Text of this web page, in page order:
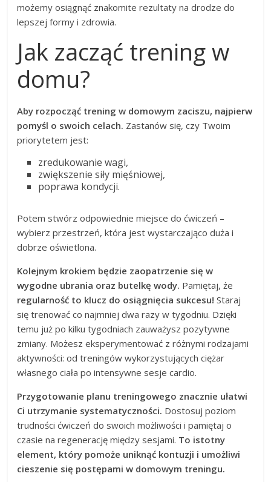
możemy osiągnąć znakomite rezultaty na drodze do
lepszej formy i zdrowia.
Jak zacząć trening w
domu?
Aby rozpocząć trening w domowym zaciszu, najpierw
pomyśl o swoich celach. Zastanów się, czy Twoim
priorytetem jest:
zredukowanie wagi,
zwiększenie siły mięśniowej,
poprawa kondycji.
Potem stwórz odpowiednie miejsce do ćwiczeń –
wybierz przestrzeń, która jest wystarczająco duża i
dobrze oświetlona.
Kolejnym krokiem będzie zaopatrzenie się w
wygodne ubrania oraz butelkę wody. Pamiętaj, że
regularność to klucz do osiągnięcia sukcesu! Staraj
się trenować co najmniej dwa razy w tygodniu. Dzięki
temu już po kilku tygodniach zauważysz pozytywne
zmiany. Możesz eksperymentować z różnymi rodzajami
aktywności: od treningów wykorzystujących ciężar
własnego ciała po intensywne sesje cardio.
Przygotowanie planu treningowego znacznie ułatwi
Ci utrzymanie systematyczności. Dostosuj poziom
trudności ćwiczeń do swoich możliwości i pamiętaj o
czasie na regenerację między sesjami. To istotny
element, który pomoże uniknąć kontuzji i umożliwi
cieszenie się postępami w domowym treningu.